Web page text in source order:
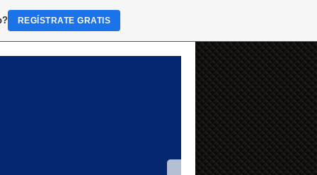
REGÍSTRATE GRATIS